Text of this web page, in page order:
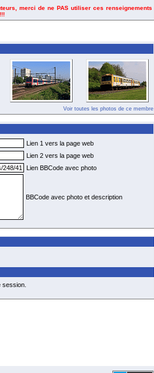
merci de ne PAS utiliser ces renseignements
Voir toutes les photos de ce membre
Lien 1 vers la page web
Lien 2 vers la page web
Lien BBCode avec photo
BBCode avec photo et description
session.